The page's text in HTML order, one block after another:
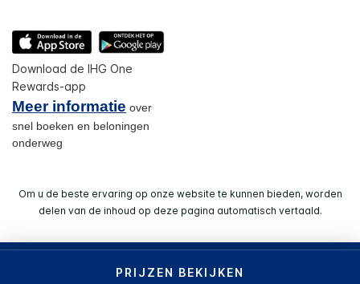
PRIJZEN BEKIJKEN
Download de IHG One
Rewards-app
Meer informatie over
snel boeken en beloningen
onderweg
Om u de beste ervaring op onze website te kunnen bieden, worden
delen van de inhoud op deze pagina automatisch vertaald.
© 2026 IHG. Alle rechten voorbehouden. De meeste hotels